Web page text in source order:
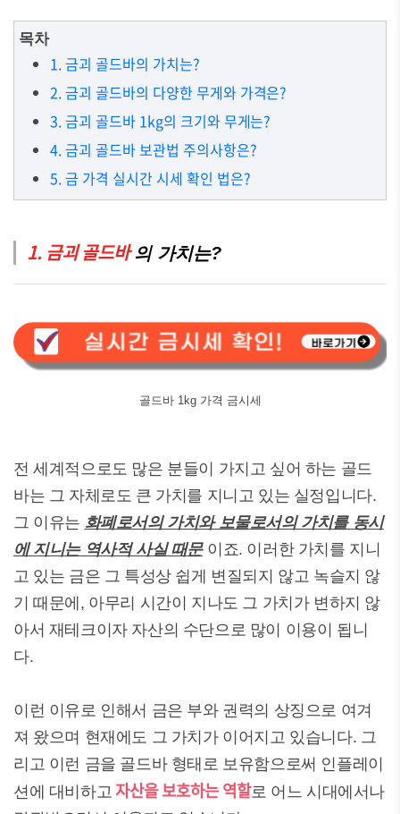
목차
1. 금괴 골드바의 가치는?
2. 금괴 골드바의 다양한 무게와 가격은?
3. 금괴 골드바 1kg의 크기와 무게는?
4. 금괴 골드바 보관법 주의사항은?
5. 금 가격 실시간 시세 확인 법은?
1. 금괴 골드바 의 가치는?
골드바 1kg 가격 금시세
전 세계적으로도 많은 분들이 가지고 싶어 하는 골드
바는 그 자체로도 큰 가치를 지니고 있는 실정입니다.
그 이유는 화폐로서의 가치와 보물로서의 가치를 동시
에 지니는 역사적 사실 때문 이죠. 이러한 가치를 지니
고 있는 금은 그 특성상 쉽게 변질되지 않고 녹슬지 않
기 때문에, 아무리 시간이 지나도 그 가치가 변하지 않
아서 재테크이자 자산의 수단으로 많이 이용이 됩니
다.
이런 이유로 인해서 금은 부와 권력의 상징으로 여겨
져 왔으며 현재에도 그 가치가 이어지고 있습니다. 그
리고 이런 금을 골드바 형태로 보유함으로써 인플레이
션에 대비하고 자산을 보호하는 역할로 어느 시대에서나